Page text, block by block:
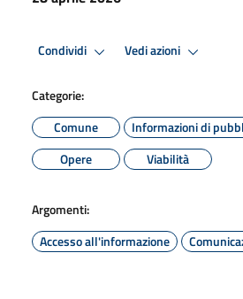
Condividi Vedi azioni
Categorie:
Comune
Informazioni di
Opere
Viabilità
Argomenti:
Accesso all'informazione